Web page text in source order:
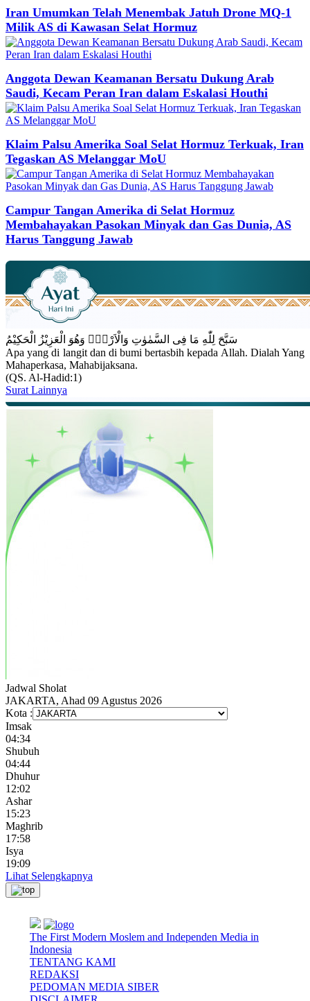
Iran Umumkan Telah Menembak Jatuh Drone MQ-1
Milik AS di Kawasan Selat Hormuz
Anggota Dewan Keamanan Bersatu Dukung Arab
Saudi, Kecam Peran Iran dalam Eskalasi Houthi
Klaim Palsu Amerika Soal Selat Hormuz Terkuak, Iran
Tegaskan AS Melanggar MoU
Campur Tangan Amerika di Selat Hormuz
Membahayakan Pasokan Minyak dan Gas Dunia, AS
Harus Tanggung Jawab
سَبَّحَ لِلّٰهِ مَا فِى السَّمٰوٰتِ وَالْاَرْضِۚ وَهُوَ الْعَزِيْزُ الْحَكِيْمُ
Apa yang di langit dan di bumi bertasbih kepada Allah. Dialah Yang
Mahaperkasa, Mahabijaksana.
(QS. Al-Hadid:1)
Surat Lainnya
Jadwal Sholat
JAKARTA, Ahad 09 Agustus 2026
Kota :
Imsak
04:34
Shubuh
04:44
Dhuhur
12:02
Ashar
15:23
Maghrib
17:58
Isya
19:09
Lihat Selengkapnya
The First Modern Moslem and Independen Media in
Indonesia
TENTANG KAMI
REDAKSI
PEDOMAN MEDIA SIBER